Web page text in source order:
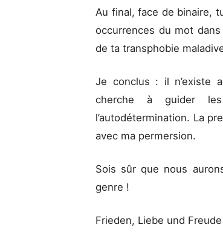
Au final, face de binaire,
occurrences du mot
de ta transphobie
Je conclus : il n’existe
cherche à guider
l’autodétermination. La
avec ma permersion.
Sois sûr que nous
genre !
Frieden, Liebe und